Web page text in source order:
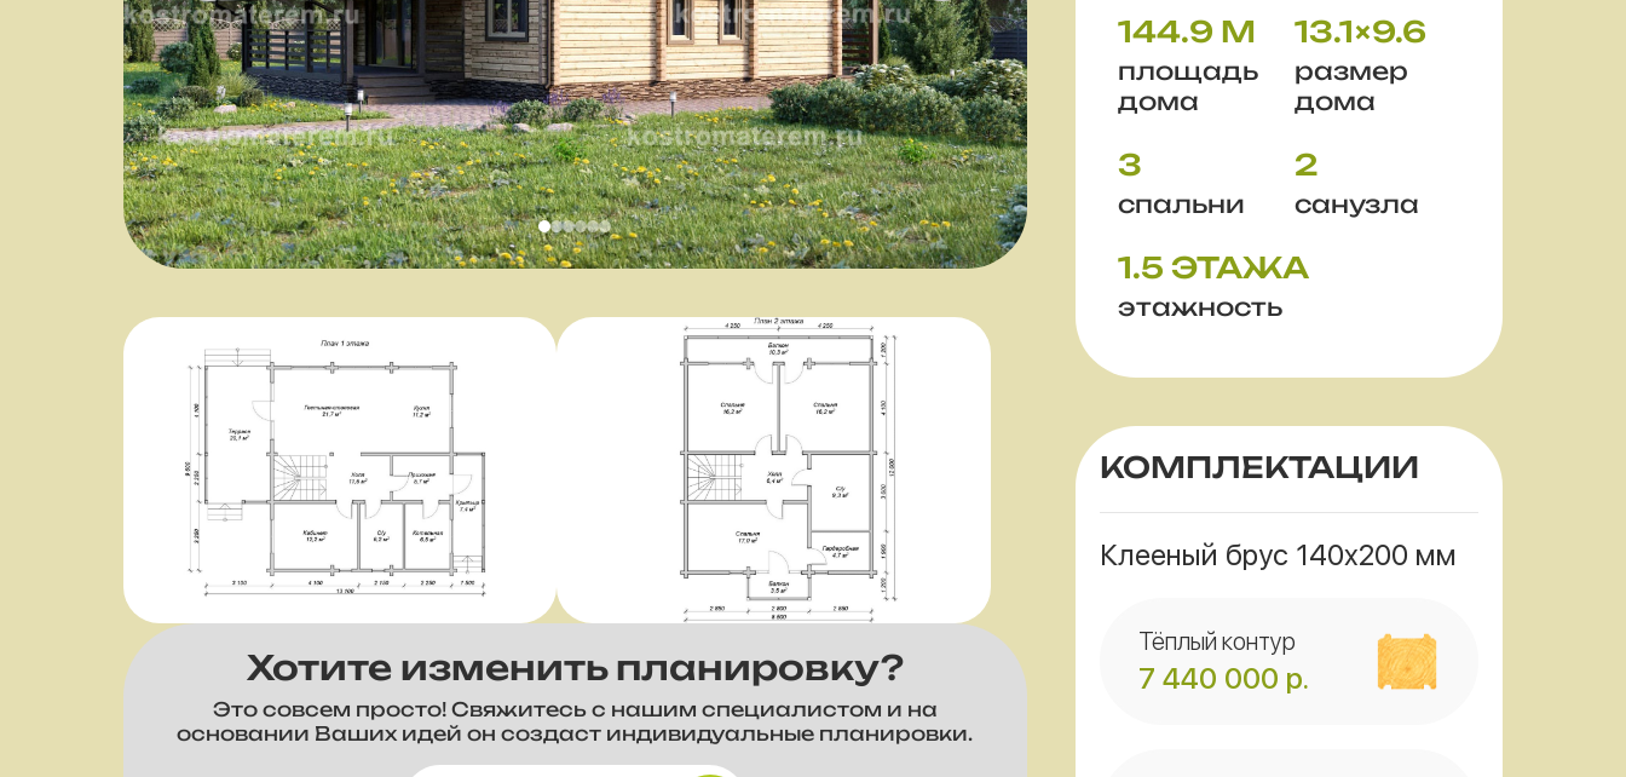
Хотите изменить планировку?
Это совсем просто! Свяжитесь с нашим специалистом и на
основании Ваших идей он создаст индивидуальные планировки.
144.9 М
площадь
дома
13.1×9.6
размер
дома
3
спальни
2
санузла
1.5 ЭТАЖА
этажность
КОМПЛЕКТАЦИИ
Клееный брус 140x200 мм
Тёплый контур
7 440 000 р.